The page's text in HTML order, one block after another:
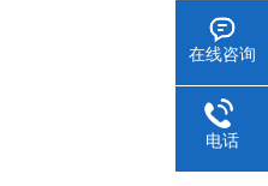
在线咨询
电话